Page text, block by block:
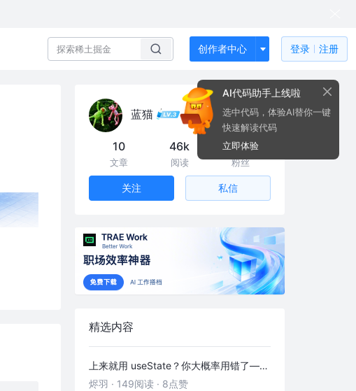
创作者中心 登录 注册
蓝猫
10
文章
46k
阅读
49
粉丝
关注 私信
精选内容
上来就用 useState？你大概率用错了——useRef 的三种正确打开方式
烬羽 · 149阅读 · 8点赞
AI代码助手上线啦
选中代码，体验AI替你一键
快速解读代码
立即体验